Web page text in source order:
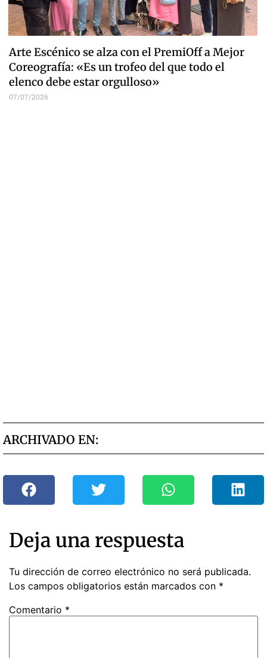
Arte Escénico se alza con el PremiOff a Mejor
Coreografía: «Es un trofeo del que todo el
elenco debe estar orgulloso»
07/07/2026
ARCHIVADO EN:
Deja una respuesta
Tu dirección de correo electrónico no será publicada.
Los campos obligatorios están marcados con *
Comentario *